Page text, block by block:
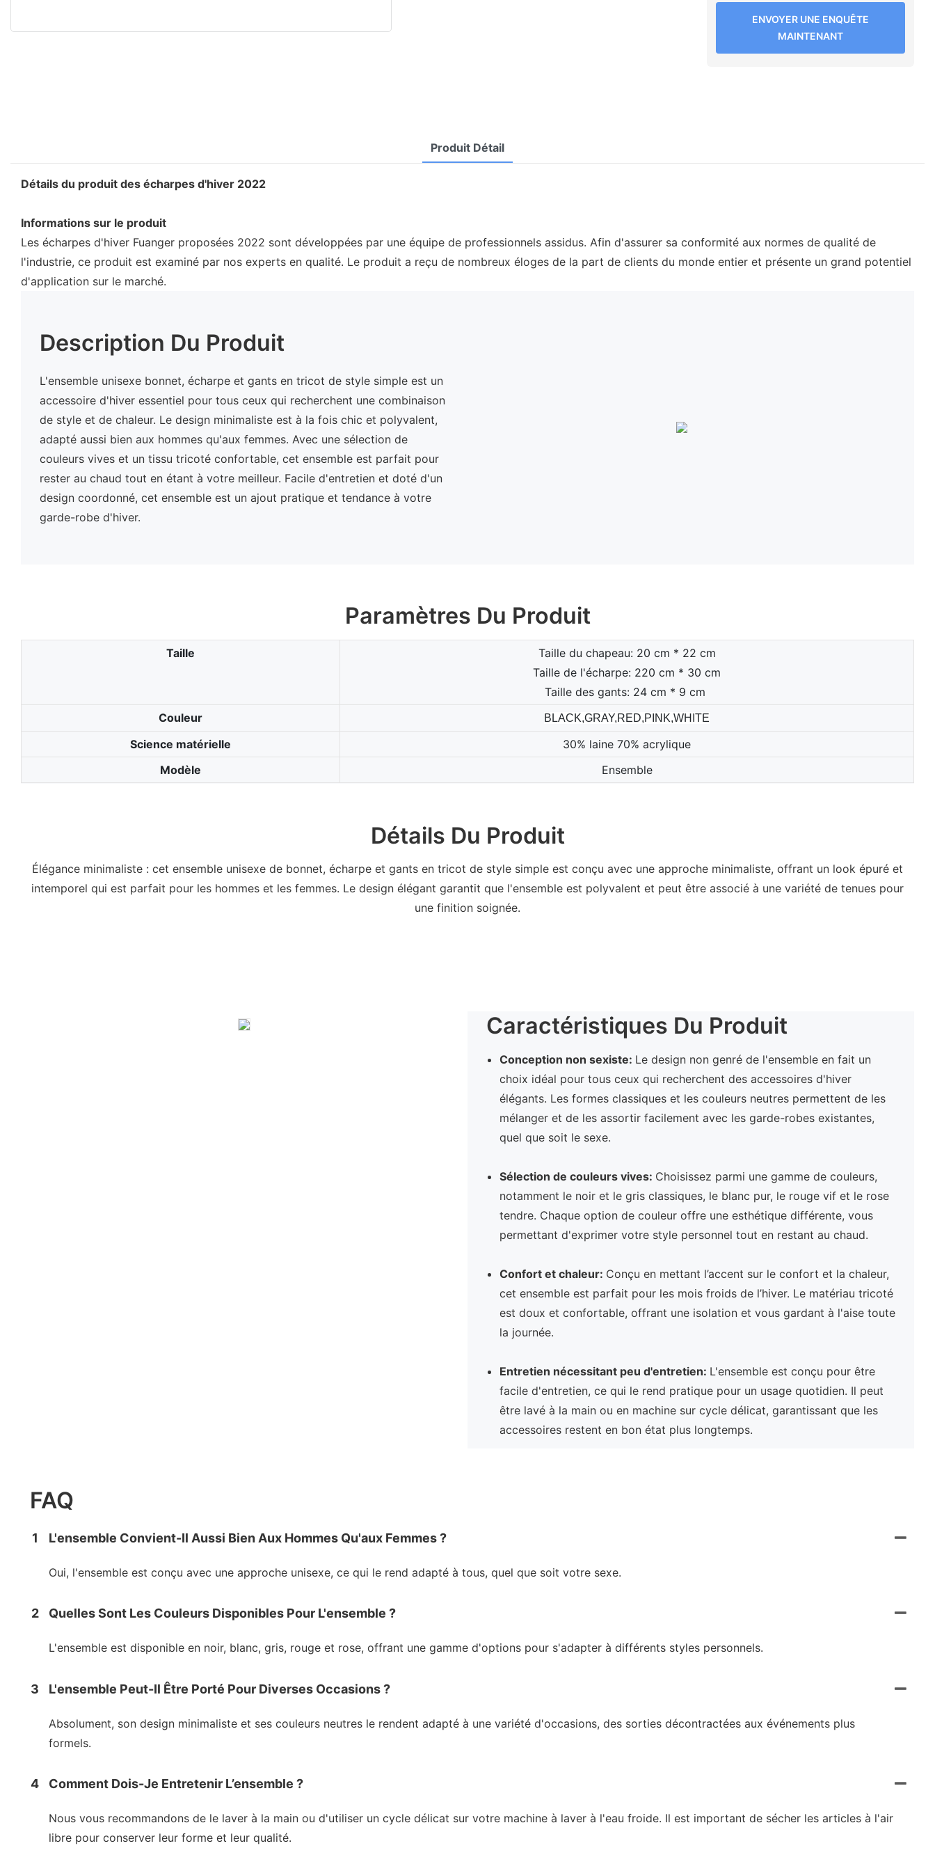
ENVOYER UNE ENQUÊTE
MAINTENANT
Produit Détail
Détails du produit des écharpes d'hiver 2022
Informations sur le produit
Les écharpes d'hiver Fuanger proposées 2022 sont développées par une équipe de professionnels assidus. Afin d'assurer sa conformité aux normes de qualité de
l'industrie, ce produit est examiné par nos experts en qualité. Le produit a reçu de nombreux éloges de la part de clients du monde entier et présente un grand potentiel
d'application sur le marché.
Description Du Produit
L'ensemble unisexe bonnet, écharpe et gants en tricot de style simple est un
accessoire d'hiver essentiel pour tous ceux qui recherchent une combinaison
de style et de chaleur. Le design minimaliste est à la fois chic et polyvalent,
adapté aussi bien aux hommes qu'aux femmes. Avec une sélection de
couleurs vives et un tissu tricoté confortable, cet ensemble est parfait pour
rester au chaud tout en étant à votre meilleur. Facile d'entretien et doté d'un
design coordonné, cet ensemble est un ajout pratique et tendance à votre
garde-robe d'hiver.
Paramètres Du Produit
Taille
Taille du chapeau: 20 cm * 22 cm
Taille de l'écharpe: 220 cm * 30 cm
Taille des gants: 24 cm * 9 cm
Couleur
BLACK,GRAY,RED,PINK,WHITE
Science matérielle
30% laine 70% acrylique
Modèle
Ensemble
Détails Du Produit
Élégance minimaliste : cet ensemble unisexe de bonnet, écharpe et gants en tricot de style simple est conçu avec une approche minimaliste, offrant un look épuré et
intemporel qui est parfait pour les hommes et les femmes. Le design élégant garantit que l'ensemble est polyvalent et peut être associé à une variété de tenues pour
une finition soignée.
Caractéristiques Du Produit
Conception non sexiste: Le design non genré de l'ensemble en fait un
choix idéal pour tous ceux qui recherchent des accessoires d'hiver
élégants. Les formes classiques et les couleurs neutres permettent de les
mélanger et de les assortir facilement avec les garde-robes existantes,
quel que soit le sexe.
Sélection de couleurs vives: Choisissez parmi une gamme de couleurs,
notamment le noir et le gris classiques, le blanc pur, le rouge vif et le rose
tendre. Chaque option de couleur offre une esthétique différente, vous
permettant d'exprimer votre style personnel tout en restant au chaud.
Confort et chaleur: Conçu en mettant l’accent sur le confort et la chaleur,
cet ensemble est parfait pour les mois froids de l’hiver. Le matériau tricoté
est doux et confortable, offrant une isolation et vous gardant à l'aise toute
la journée.
Entretien nécessitant peu d'entretien: L'ensemble est conçu pour être
facile d'entretien, ce qui le rend pratique pour un usage quotidien. Il peut
être lavé à la main ou en machine sur cycle délicat, garantissant que les
accessoires restent en bon état plus longtemps.
FAQ
1 L'ensemble Convient-Il Aussi Bien Aux Hommes Qu'aux Femmes ?
Oui, l'ensemble est conçu avec une approche unisexe, ce qui le rend adapté à tous, quel que soit votre sexe.
2 Quelles Sont Les Couleurs Disponibles Pour L'ensemble ?
L'ensemble est disponible en noir, blanc, gris, rouge et rose, offrant une gamme d'options pour s'adapter à différents styles personnels.
3 L'ensemble Peut-Il Être Porté Pour Diverses Occasions ?
Absolument, son design minimaliste et ses couleurs neutres le rendent adapté à une variété d'occasions, des sorties décontractées aux événements plus
formels.
4 Comment Dois-Je Entretenir L’ensemble ?
Nous vous recommandons de le laver à la main ou d'utiliser un cycle délicat sur votre machine à laver à l'eau froide. Il est important de sécher les articles à l'air
libre pour conserver leur forme et leur qualité.